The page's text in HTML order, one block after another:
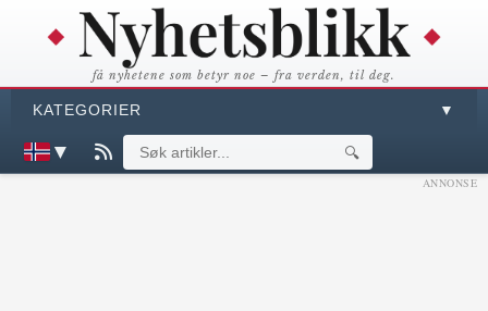
få nyhetene som betyr noe – fra verden, til deg.
KATEGORIER ▼
▼ 🔍
ANNONSE